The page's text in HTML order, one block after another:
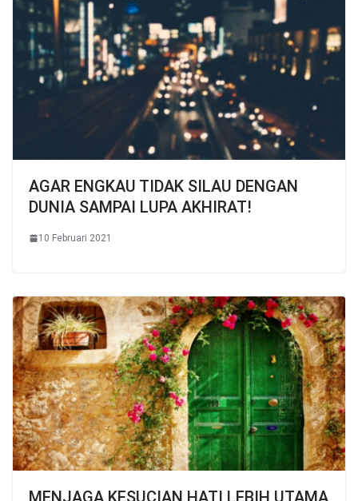
AGAR ENGKAU TIDAK SILAU DENGAN
DUNIA SAMPAI LUPA AKHIRAT!
10 Februari 2021